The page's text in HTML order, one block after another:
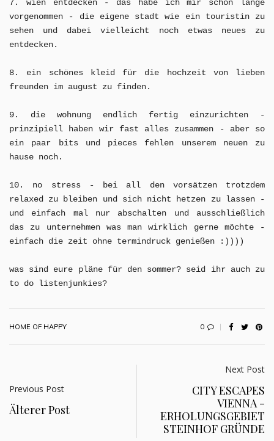
7. wien entdecken - das habe ich mir schon lange
vorgenommen - die eigene stadt wie ein touristin zu
sehen und dabei vielleicht noch etwas neues zu
entdecken.
8. ein schönes kleid für die hochzeit von lieben
freunden im august zu finden.
9. die wohnung endlich fertig einzurichten -
prinzipiell haben wir fast alles zusammen - aber so
ein paar bits und pieces fehlen unserem neuen zu
hause noch.
10. no stress - bei all den vorsätzen trotzdem
relaxed zu bleiben und sich nicht hetzen zu lassen -
und einfach mal nur abschalten und ausschließlich
das zu unternehmen was man wirklich gerne möchte -
einfach die zeit ohne termindruck genießen :))))
was sind eure pläne für den sommer? seid ihr auch zu
to do listenjunkies?
HOME OF HAPPY 0
Previous Post
Älterer Post
Next Post
CITY ESCAPES
VIENNA -
ERHOLUNGSGEBIET
STEINHOF GRÜNDE